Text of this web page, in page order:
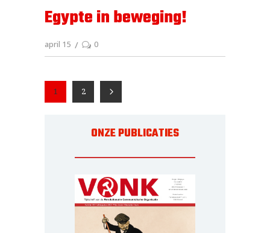
Egypte in beweging!
april 15 0
1 2
ONZE PUBLICATIES